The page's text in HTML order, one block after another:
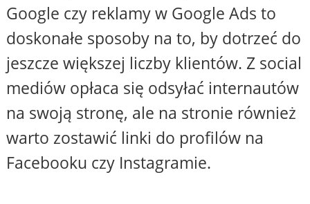
Google czy reklamy w Google Ads to
doskonałe sposoby na to, by dotrzeć do
jeszcze większej liczby klientów. Z social
mediów opłaca się odsyłać internautów
na swoją stronę, ale na stronie również
warto zostawić linki do profilów na
Facebooku czy Instagramie.